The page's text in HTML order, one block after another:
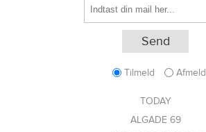
Tilmeld Afmeld
TODAY
ALGADE 69